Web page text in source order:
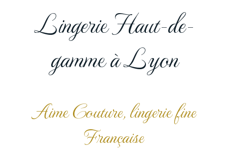
Lingerie Haut-de-
gamme à Lyon
Aime Couture, lingerie fine
Française